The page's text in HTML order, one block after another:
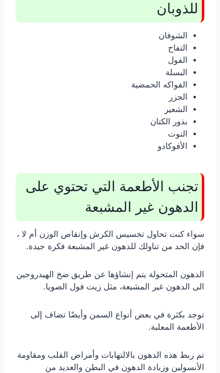
للذوبان
الشوفان
التفاح
الفول
البسلة
الفواكه الحمضية
الجزر
الشعير
بذور الكتان
التوت
الأفوكادو
تجنب الأطعمة التي تحتوي على
الدهون غير المشبعة
سواء كنت تحاول تخسيس الكرش وإنقاص الوزن أم لا ،
فإن الحد من تناولك للدهون غير المشبعة فكرة جيدة.
الدهون المتحولة يتم إنشاؤها عن طريق ضخ الهيدروجين
الى الدهون غير المشبعة، مثل زيت فول الصويا.
توجد بكثرة في بعض أنواع السمن وأيضًا تضاف إلى
الأطعمة المعلبة.
تم ربط هذه الدهون بالالتهابات وأمراض القلب ومقاومة
الأنسولين وزيادة الدهون في البطن والعديد من